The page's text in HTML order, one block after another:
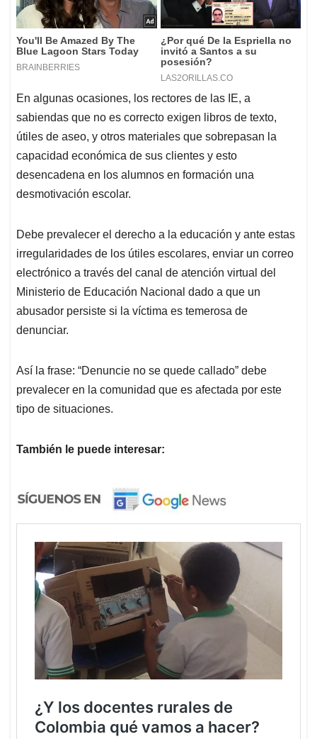
En algunas ocasiones, los rectores de las IE, a
sabiendas que no es correcto exigen libros de texto,
útiles de aseo, y otros materiales que sobrepasan la
capacidad económica de sus clientes y esto
desencadena en los alumnos en formación una
desmotivación escolar.
Debe prevalecer el derecho a la educación y ante estas
irregularidades de los útiles escolares, enviar un correo
electrónico a través del canal de atención virtual del
Ministerio de Educación Nacional dado a que un
abusador persiste si la víctima es temerosa de
denunciar.
Así la frase: “Denuncie no se quede callado” debe
prevalecer en la comunidad que es afectada por este
tipo de situaciones.
También le puede interesar: